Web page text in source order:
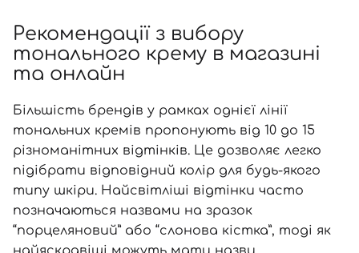
Рекомендації з вибору
тонального крему в магазині
та онлайн
Більшість брендів у рамках однієї лінії
тональних кремів пропонують від 10 до 15
різноманітних відтінків. Це дозволяє легко
підібрати відповідний колір для будь-якого
типу шкіри. Найсвітліші відтінки часто
позначаються назвами на зразок
“порцеляновий” або “слонова кістка”, тоді як